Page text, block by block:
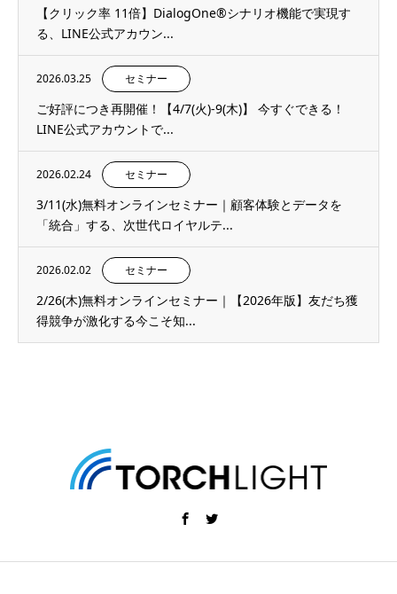
【クリック率 11倍】DialogOne®シナリオ機能で実現す
る、LINE公式アカウン...
2026.03.25 セミナー
ご好評につき再開催！【4/7(火)-9(木)】 今すぐできる！
LINE公式アカウントで...
2026.02.24 セミナー
3/11(水)無料オンラインセミナー｜顧客体験とデータを
「統合」する、次世代ロイヤルテ...
2026.02.02 セミナー
2/26(木)無料オンラインセミナー｜【2026年版】友だち獲
得競争が激化する今こそ知...